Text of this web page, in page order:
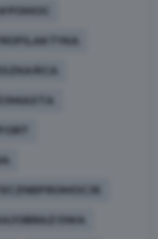
#POMOC